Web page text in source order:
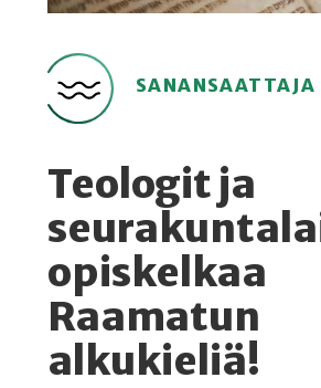
Teologit ja
opiskelkaa
Raamatun
alkukieliä!